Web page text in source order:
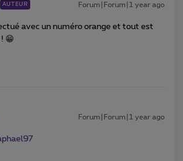
AUTEUR Forum|Forum|1 year ago
avec un numéro orange et tout est
😁
Forum|Forum|1 year ago